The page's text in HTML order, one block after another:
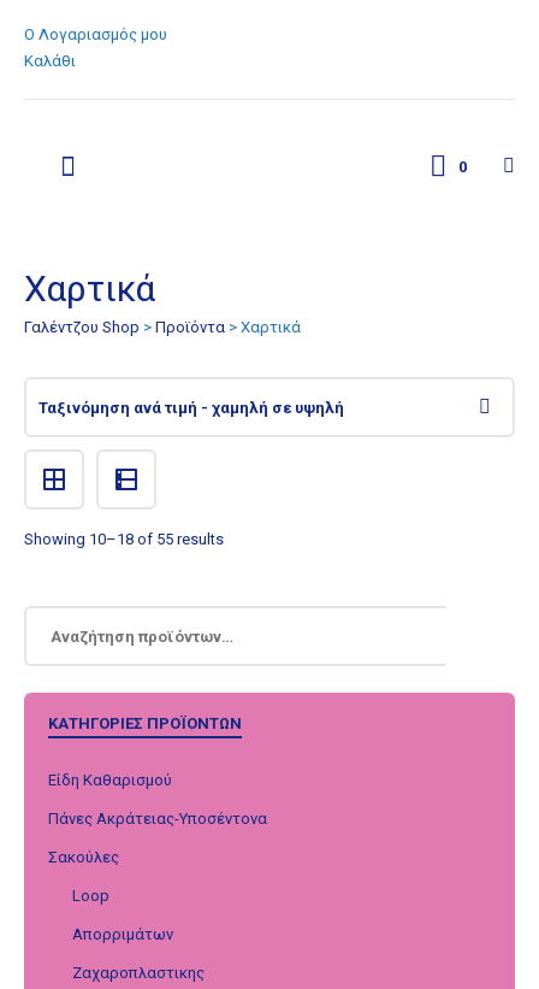
Ο Λογαριασμός μου
Καλάθι
0
Χαρτικά
Γαλέντζου Shop > Προϊόντα > Χαρτικά
Showing 10–18 of 55 results
ΚΑΤΗΓΟΡΊΕΣ ΠΡΟΪΌΝΤΩΝ
Είδη Καθαρισμού
Πάνες Ακράτειας-Υποσέντονα
Σακούλες
Loop
Απορριμάτων
Ζαχαροπλαστικης